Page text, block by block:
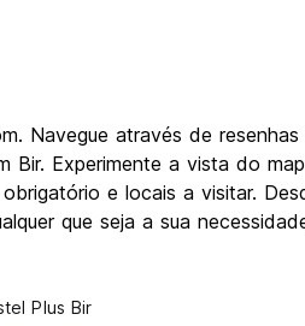
Navegue através de
Bir. Experimente a vista do
e locais a visitar.
que seja a sua
Plus Bir